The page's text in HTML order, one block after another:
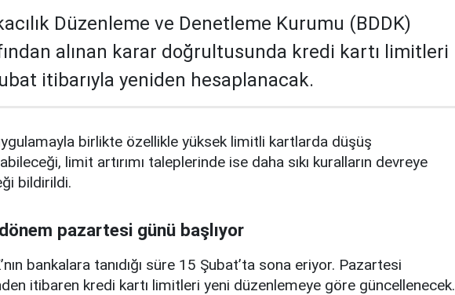
Düzenleme ve Denetleme Kurumu (BDDK)
alınan karar doğrultusunda kredi kartı limitleri
itibarıyla yeniden hesaplanacak.
birlikte özellikle yüksek limitli kartlarda düşüş
limit artırımı taleplerinde ise daha sıkı kuralların devreye
bildirildi.
pazartesi günü başlıyor
bankalara tanıdığı süre 15 Şubat’ta sona eriyor. Pazartesi
itibaren kredi kartı limitleri yeni düzenlemeye göre güncellenecek.